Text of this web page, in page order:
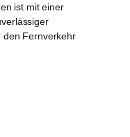
ist mit einer
den Fernverkehr